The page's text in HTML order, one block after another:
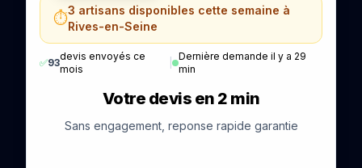
⏱️3 artisans disponibles cette semaine à
Rives-en-Seine
✅93
devis envoyés ce
mois
Dernière demande il y a 29
min
Votre devis en 2 min
Sans engagement, reponse rapide garantie